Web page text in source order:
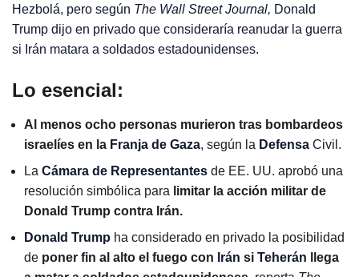
Hezbolá, pero según The Wall Street Journal, Donald
Trump dijo en privado que consideraría reanudar la guerra
si Irán matara a soldados estadounidenses.
Lo esencial:
Al menos ocho personas murieron tras bombardeos
israelíes en la Franja de Gaza, según la Defensa Civil.
LaCámara de Representantes de EE. UU. aprobó una
resolución simbólica para limitar la acción militar de
Donald Trump contra Irán.
Donald Trump ha considerado en privado la posibilidad
de poner fin al alto el fuego con Irán siTeherán llega